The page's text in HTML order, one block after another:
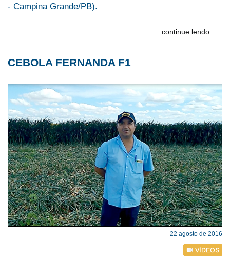
- Campina Grande/PB).
continue lendo...
CEBOLA FERNANDA F1
22 agosto de 2016